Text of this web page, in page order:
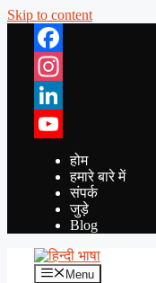
Skip to content
Facebook
Instagram
LinkedIn
YouTube
होम
हमारे बारे में
संपर्क
जुड़े
Blog
Menu